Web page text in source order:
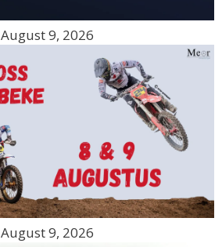
August 9, 2026
August 9, 2026